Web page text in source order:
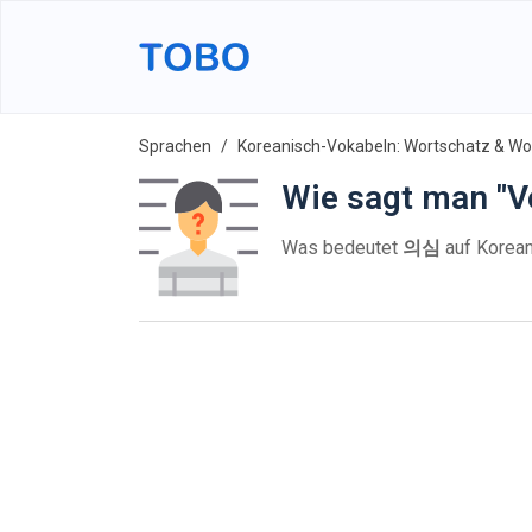
Sprachen Koreanisch-Vokabeln: Wortschatz &
Wie sagt man
Was bedeutet 의심 auf